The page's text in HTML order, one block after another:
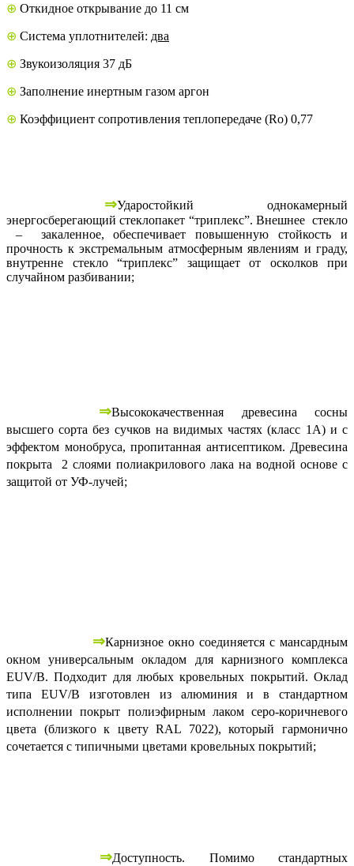
⊕ Откидное открывание до 11 см
⊕ Система уплотнителей: два
⊕ Звукоизоляция 37 дБ
⊕ Заполнение инертным газом аргон
⊕ Коэффициент сопротивления теплопередаче (Ro) 0,77
⇒Ударостойкий однокамерный
энергосберегающий стеклопакет “триплекс”. Внешнее стекло
– закаленное, обеспечивает повышенную стойкость и
прочность к экстремальным атмосферным явлениям и граду,
внутренне стекло “триплекс” защищает от осколков при
случайном разбивании;
⇒Высококачественная древесина сосны
высшего сорта без сучков на видимых частях (класс 1А) и с
эффектом монобруса, пропитанная антисептиком. Древесина
покрыта 2 слоями полиакрилового лака на водной основе с
защитой от УФ-лучей;
⇒Карнизное окно соединяется с мансардным
окном универсальным окладом для карнизного комплекса
EUV/B. Подходит для любых кровельных покрытий. Оклад
типа EUV/B изготовлен из алюминия и в стандартном
исполнении покрыт полиэфирным лаком серо-коричневого
цвета (близкого к цвету RAL 7022), который гармонично
сочетается с типичными цветами кровельных покрытий;
⇒Доступность. Помимо стандартных